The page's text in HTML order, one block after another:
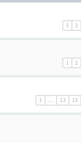
1 2
1 2
1 … 12 13